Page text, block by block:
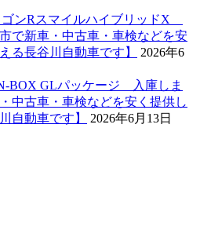
ンRスマイルハイブリッドX
で新車・中古車・車検などを安
る長谷川自動車です】
2026年6
GLパッケージ 入庫しま
中古車・車検などを安く提供し
自動車です】
2026年6月13日